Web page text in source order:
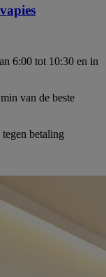
6:00 tot 10:30 en in
van de beste
betaling